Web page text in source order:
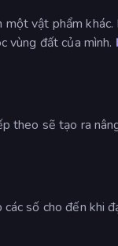
vật phẩm
vùng đất của mình.
theo sẽ tạo ra
số cho đến khi